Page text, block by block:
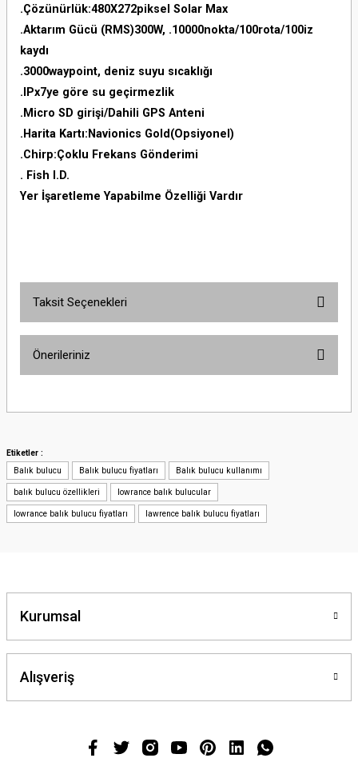
.Çözünürlük:480X272piksel Solar Max
.Aktarım Gücü (RMS)300W, .10000nokta/100rota/100iz
kaydı
.3000waypoint, deniz suyu sıcaklığı
.IPx7ye göre su geçirmezlik
.Micro SD girişi/Dahili GPS Anteni
.Harita Kartı:Navionics Gold(Opsiyonel)
.Chirp:Çoklu Frekans Gönderimi
. Fish I.D.
Yer İşaretleme Yapabilme Özelliği Vardır
Taksit Seçenekleri
Önerileriniz
yetersiz gördüğünüz noktaları öneri formunu kullanarak tarafımıza
Ürün resmi kalitesiz, bozuk veya görüntülenemiyor.
Ürün açıklamasında eksik bilgiler bulunuyor.
Ürün bilgilerinde hatalar bulunuyor.
Etiketler :
Balık bulucu
Balık bulucu fiyatları Balık bulucu kullanımı
balık bulucu özellikleri lowrance balık bulucular
lowrance balık bulucu fiyatları lawrence balık bulucu fiyatları
Kurumsal
Alışveriş